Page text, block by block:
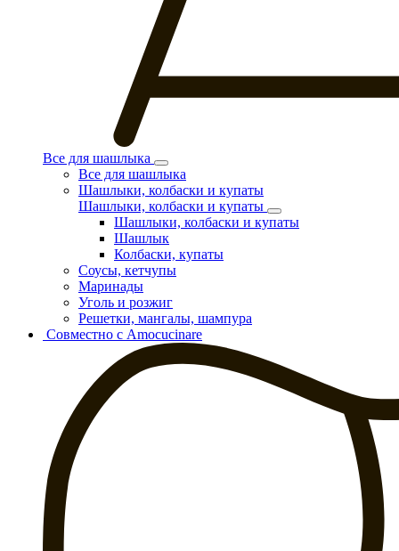
Все для шашлыка
Все для шашлыка
Шашлыки, колбаски и купаты
Шашлыки, колбаски и купаты
Шашлыки, колбаски и купаты
Шашлык
Колбаски, купаты
Соусы, кетчупы
Маринады
Уголь и розжиг
Решетки, мангалы, шампура
Совместно с Amocucinare